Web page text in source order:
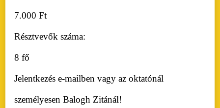
7.000 Ft
Résztvevők száma:
8 fő
Jelentkezés e-mailben vagy az oktatónál
személyesen Balogh Zitánál!